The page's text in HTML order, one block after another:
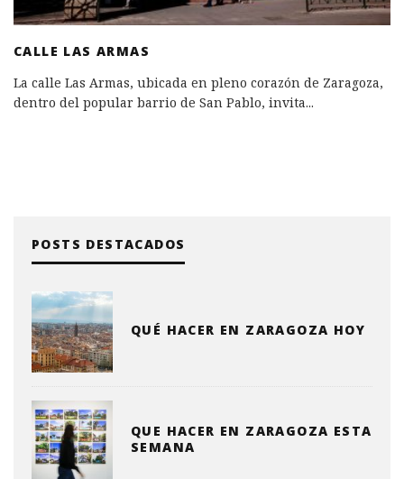
CALLE LAS ARMAS
La calle Las Armas, ubicada en pleno corazón de Zaragoza,
dentro del popular barrio de San Pablo, invita...
POSTS DESTACADOS
QUÉ HACER EN ZARAGOZA HOY
QUE HACER EN ZARAGOZA ESTA
SEMANA